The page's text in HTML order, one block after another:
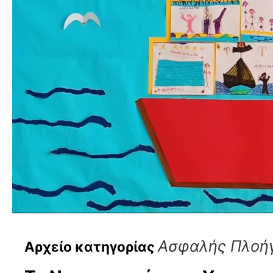
Αρχείο κατηγορίας Ασφαλής